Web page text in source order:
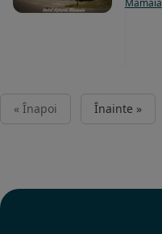
Mamaia
« Înapoi Înainte »